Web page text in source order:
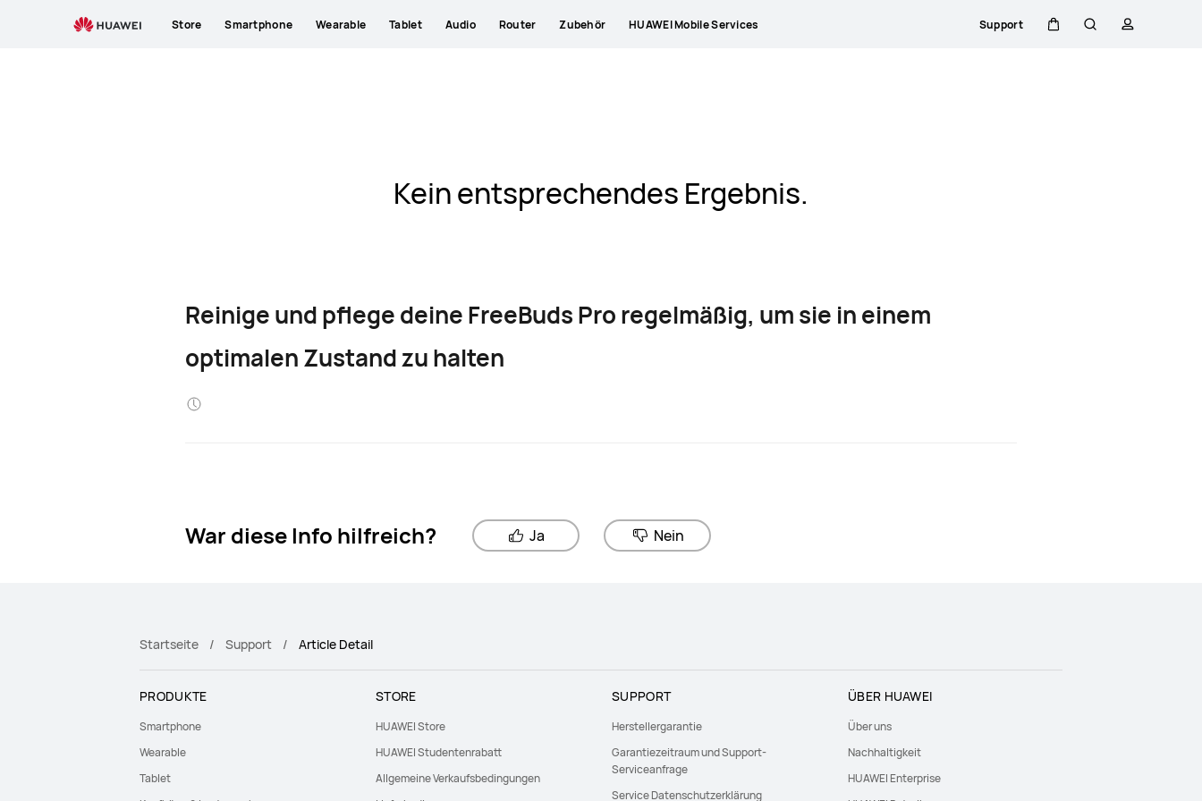
Store Smartphone Wearable Tablet Audio Router Zubehör HUAWEI Mobile Services Support
Kein entsprechendes Ergebnis.
Reinige und pflege deine FreeBuds Pro regelmäßig, um sie in einem
optimalen Zustand zu halten
War diese Info hilfreich? Ja Nein
Startseite Support Article Detail
PRODUKTE
Smartphone
Wearable
Tablet
STORE
HUAWEI Store
HUAWEI Studentenrabatt
Allgemeine Verkaufsbedingungen
SUPPORT
Herstellergarantie
Garantiezeitraum und Support-
Serviceanfrage
Service Datenschutzerklärung
ÜBER HUAWEI
Über uns
Nachhaltigkeit
HUAWEI Enterprise